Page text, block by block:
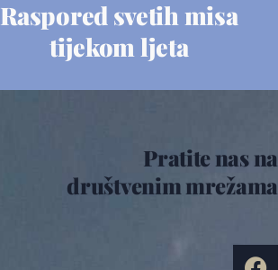
Raspored svetih misa
tijekom ljeta
Pratite nas na
društvenim mrežama